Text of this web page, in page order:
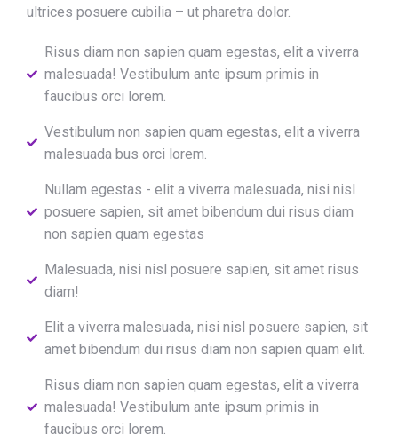
ultrices posuere cubilia – ut pharetra dolor.
Risus diam non sapien quam egestas, elit a viverra
malesuada! Vestibulum ante ipsum primis in
faucibus orci lorem.
Vestibulum non sapien quam egestas, elit a viverra
malesuada bus orci lorem.
Nullam egestas - elit a viverra malesuada, nisi nisl
posuere sapien, sit amet bibendum dui risus diam
non sapien quam egestas
Malesuada, nisi nisl posuere sapien, sit amet risus
diam!
Elit a viverra malesuada, nisi nisl posuere sapien, sit
amet bibendum dui risus diam non sapien quam elit.
Risus diam non sapien quam egestas, elit a viverra
malesuada! Vestibulum ante ipsum primis in
faucibus orci lorem.